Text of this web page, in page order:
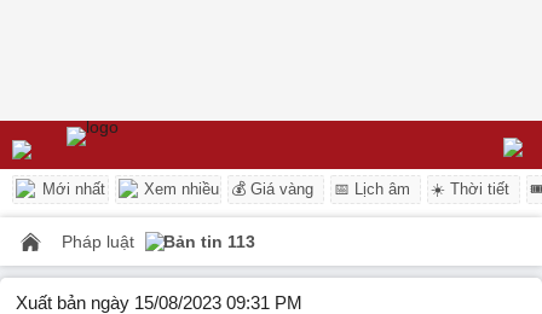
Mới nhất Xem nhiều 💰 Giá vàng 📅 Lịch âm ☀️ Thời tiết
Pháp luật Bản tin 113
Xuất bản ngày 15/08/2023 09:31 PM